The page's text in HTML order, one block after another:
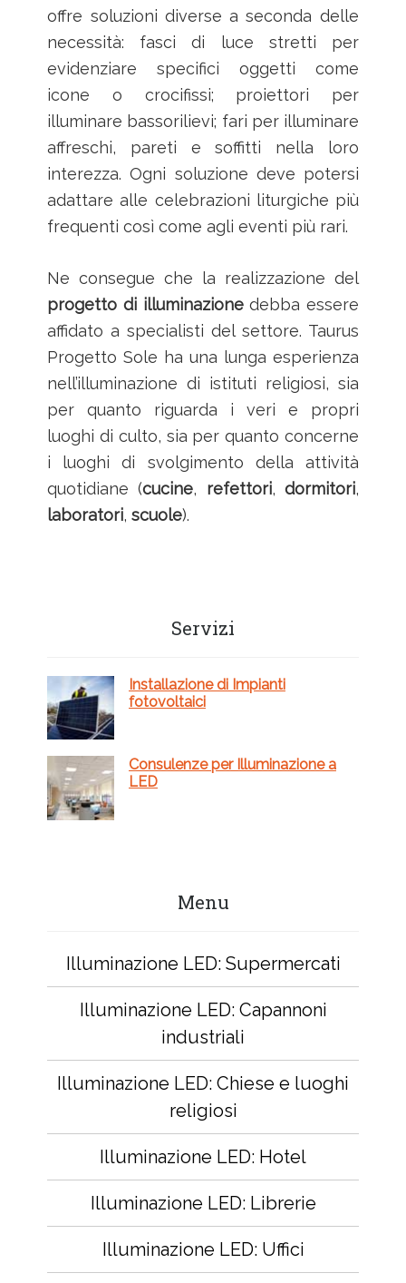
offre soluzioni diverse a seconda delle
necessità: fasci di luce stretti per
evidenziare specifici oggetti come
icone o crocifissi; proiettori per
illuminare bassorilievi; fari per illuminare
affreschi, pareti e soffitti nella loro
interezza. Ogni soluzione deve potersi
adattare alle celebrazioni liturgiche più
frequenti così come agli eventi più rari.
Ne consegue che la realizzazione del
progetto di illuminazionedebba essere
affidato a specialisti del settore. Taurus
Progetto Sole ha una lunga esperienza
nell’illuminazione di istituti religiosi, sia
per quanto riguarda i veri e propri
luoghi di culto, sia per quanto concerne
i luoghi di svolgimento della attività
quotidiane (cucine, refettori, dormitori,
laboratori,scuole).
primaria
Servizi
Installazione di Impianti
fotovoltaici
Consulenze per Illuminazione a
LED
Menu
Illuminazione LED: Supermercati
Illuminazione LED: Capannoni
industriali
Illuminazione LED: Chiese e luoghi
religiosi
Illuminazione LED: Hotel
Illuminazione LED: Librerie
Illuminazione LED: Uffici